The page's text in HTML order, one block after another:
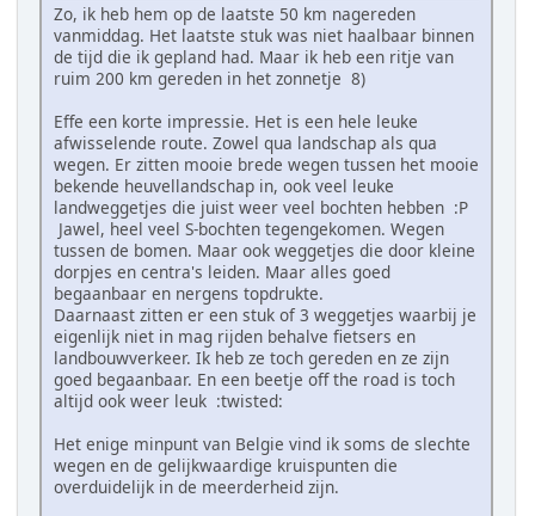
Zo, ik heb hem op de laatste 50 km nagereden
vanmiddag. Het laatste stuk was niet haalbaar binnen
de tijd die ik gepland had. Maar ik heb een ritje van
ruim 200 km gereden in het zonnetje 8)
Effe een korte impressie. Het is een hele leuke
afwisselende route. Zowel qua landschap als qua
wegen. Er zitten mooie brede wegen tussen het mooie
bekende heuvellandschap in, ook veel leuke
landweggetjes die juist weer veel bochten hebben :P
Jawel, heel veel S-bochten tegengekomen. Wegen
tussen de bomen. Maar ook weggetjes die door kleine
dorpjes en centra's leiden. Maar alles goed
begaanbaar en nergens topdrukte.
Daarnaast zitten er een stuk of 3 weggetjes waarbij je
eigenlijk niet in mag rijden behalve fietsers en
landbouwverkeer. Ik heb ze toch gereden en ze zijn
goed begaanbaar. En een beetje off the road is toch
altijd ook weer leuk :twisted:
Het enige minpunt van Belgie vind ik soms de slechte
wegen en de gelijkwaardige kruispunten die
overduidelijk in de meerderheid zijn.